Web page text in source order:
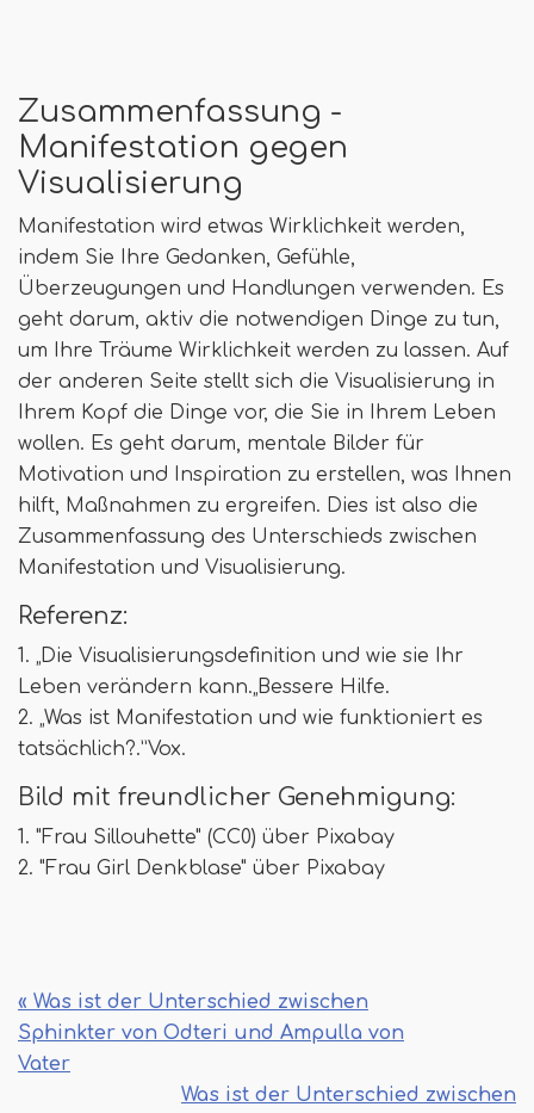
Zusammenfassung -
Manifestation gegen
Visualisierung
Manifestation wird etwas Wirklichkeit werden,
indem Sie Ihre Gedanken, Gefühle,
Überzeugungen und Handlungen verwenden. Es
geht darum, aktiv die notwendigen Dinge zu tun,
um Ihre Träume Wirklichkeit werden zu lassen. Auf
der anderen Seite stellt sich die Visualisierung in
Ihrem Kopf die Dinge vor, die Sie in Ihrem Leben
wollen. Es geht darum, mentale Bilder für
Motivation und Inspiration zu erstellen, was Ihnen
hilft, Maßnahmen zu ergreifen. Dies ist also die
Zusammenfassung des Unterschieds zwischen
Manifestation und Visualisierung.
Referenz:
1. „Die Visualisierungsdefinition und wie sie Ihr
Leben verändern kann.„Bessere Hilfe.
2. „Was ist Manifestation und wie funktioniert es
tatsächlich?.”Vox.
Bild mit freundlicher Genehmigung:
1. "Frau Sillouhette" (CC0) über Pixabay
2. "Frau Girl Denkblase" über Pixabay
« Was ist der Unterschied zwischen
Sphinkter von Odteri und Ampulla von
Vater
Was ist der Unterschied zwischen